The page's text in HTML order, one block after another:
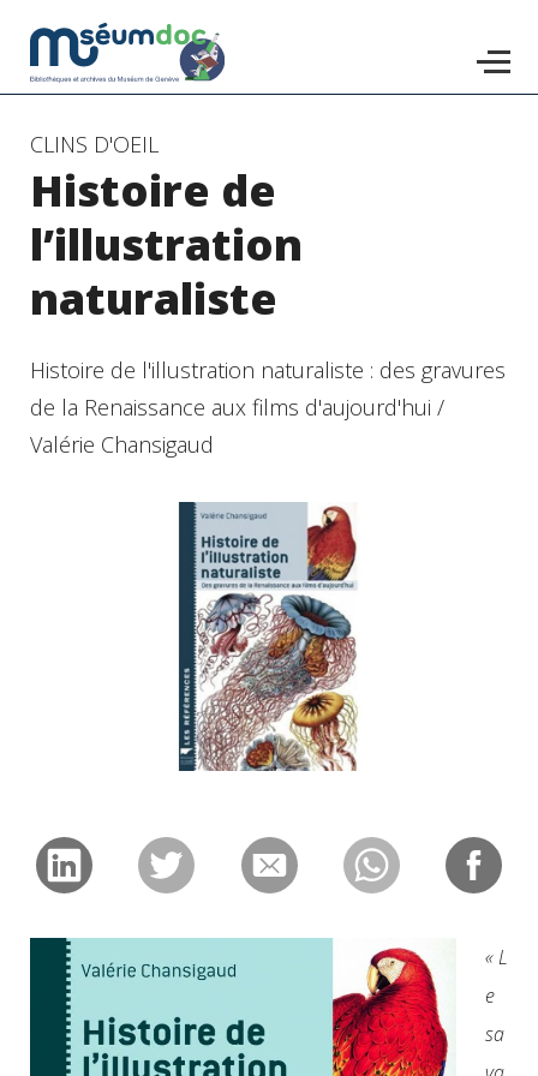
Accéder
au
principal
CLINS D'OEIL
Histoire de
l’illustration
naturaliste
Histoire de l'illustration naturaliste : des gravures
de la Renaissance aux films d'aujourd'hui /
Valérie Chansigaud
« L
e
sa